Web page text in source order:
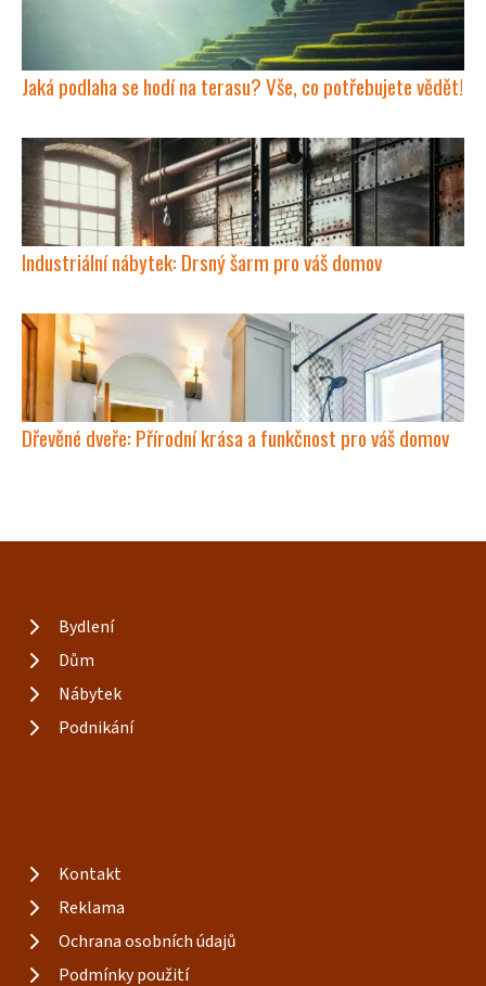
Jaká podlaha se hodí na terasu? Vše, co potřebujete vědět!
Industriální nábytek: Drsný šarm pro váš domov
Dřevěné dveře: Přírodní krása a funkčnost pro váš domov
Bydlení
Dům
Nábytek
Podnikání
Kontakt
Reklama
Ochrana osobních údajů
Podmínky použití